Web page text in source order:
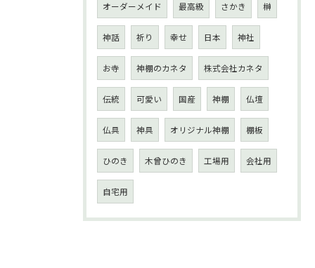
オーダーメイド 最高級 さかき 榊
神話 祈り 幸せ 日本 神社
お寺 神棚のカネタ 株式会社カネタ
伝統 可愛い 国産 神棚 仏壇
仏具 神具 オリジナル神棚 棚板
ひのき 木曾ひのき 工場用 会社用
自宅用